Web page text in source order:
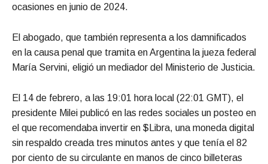
ocasiones en junio de 2024.
El abogado, que también representa a los damnificados
en la causa penal que tramita en Argentina la jueza federal
María Servini, eligió un mediador del Ministerio de Justicia.
El 14 de febrero, a las 19:01 hora local (22:01 GMT), el
presidente Milei publicó en las redes sociales un posteo en
el que recomendaba invertir en $Libra, una moneda digital
sin respaldo creada tres minutos antes y que tenía el 82
por ciento de su circulante en manos de cinco billeteras